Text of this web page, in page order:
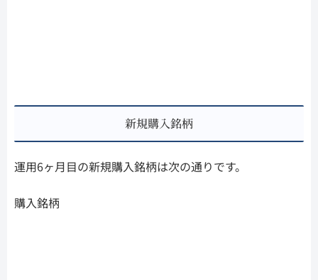
新規購入銘柄
運用6ヶ月目の新規購入銘柄は次の通りです。
購入銘柄